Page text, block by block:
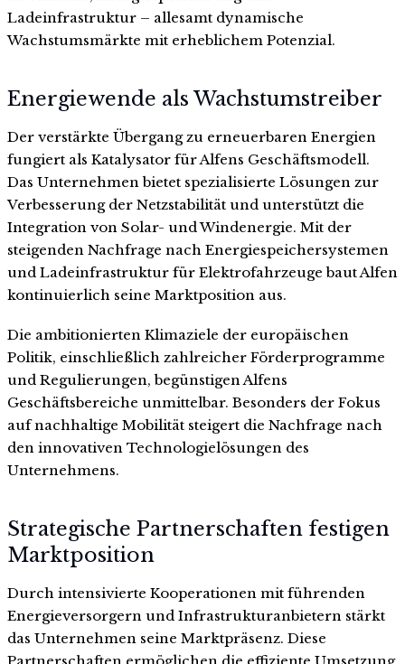
Ladeinfrastruktur – allesamt dynamische
Wachstumsmärkte mit erheblichem Potenzial.
Energiewende als Wachstumstreiber
Der verstärkte Übergang zu erneuerbaren Energien
fungiert als Katalysator für Alfens Geschäftsmodell.
Das Unternehmen bietet spezialisierte Lösungen zur
Verbesserung der Netzstabilität und unterstützt die
Integration von Solar- und Windenergie. Mit der
steigenden Nachfrage nach Energiespeichersystemen
und Ladeinfrastruktur für Elektrofahrzeuge baut Alfen
kontinuierlich seine Marktposition aus.
Die ambitionierten Klimaziele der europäischen
Politik, einschließlich zahlreicher Förderprogramme
und Regulierungen, begünstigen Alfens
Geschäftsbereiche unmittelbar. Besonders der Fokus
auf nachhaltige Mobilität steigert die Nachfrage nach
den innovativen Technologielösungen des
Unternehmens.
Strategische Partnerschaften festigen
Marktposition
Durch intensivierte Kooperationen mit führenden
Energieversorgern und Infrastrukturanbietern stärkt
das Unternehmen seine Marktpräsenz. Diese